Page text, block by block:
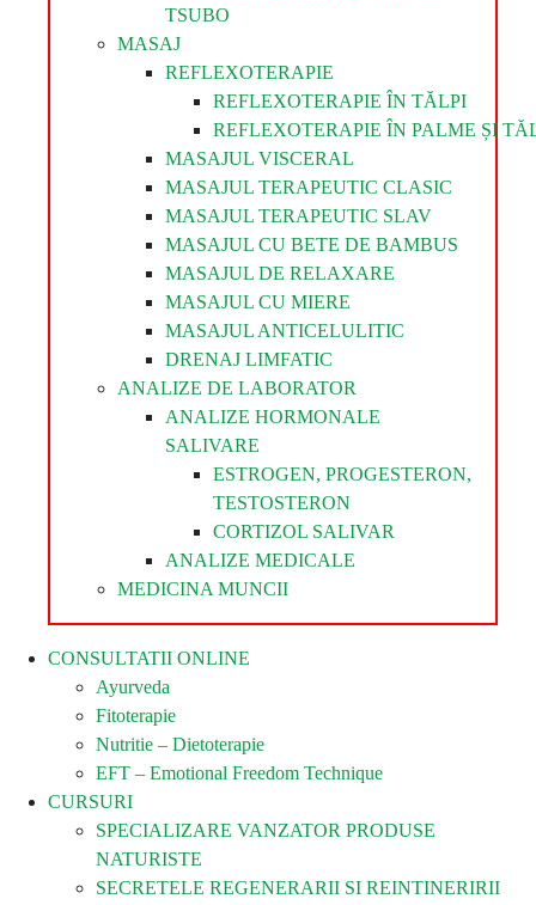
TSUBO
MASAJ
REFLEXOTERAPIE
REFLEXOTERAPIE ÎN TĂLPI
REFLEXOTERAPIE ÎN PALME ȘI
MASAJUL VISCERAL
MASAJUL TERAPEUTIC CLASIC
MASAJUL TERAPEUTIC SLAV
MASAJUL CU BETE DE BAMBUS
MASAJUL DE RELAXARE
MASAJUL CU MIERE
MASAJUL ANTICELULITIC
DRENAJ LIMFATIC
ANALIZE DE LABORATOR
ANALIZE HORMONALE
SALIVARE
ESTROGEN, PROGESTERON,
TESTOSTERON
CORTIZOL SALIVAR
ANALIZE MEDICALE
MEDICINA MUNCII
CONSULTATII ONLINE
Ayurveda
Fitoterapie
Nutritie – Dietoterapie
EFT – Emotional Freedom Technique
CURSURI
SPECIALIZARE VANZATOR PRODUSE
NATURISTE
SECRETELE REGENERARII SI REINTINERIRII